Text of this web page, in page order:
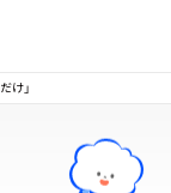
け」